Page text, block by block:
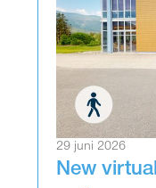
29 juni 2026
New